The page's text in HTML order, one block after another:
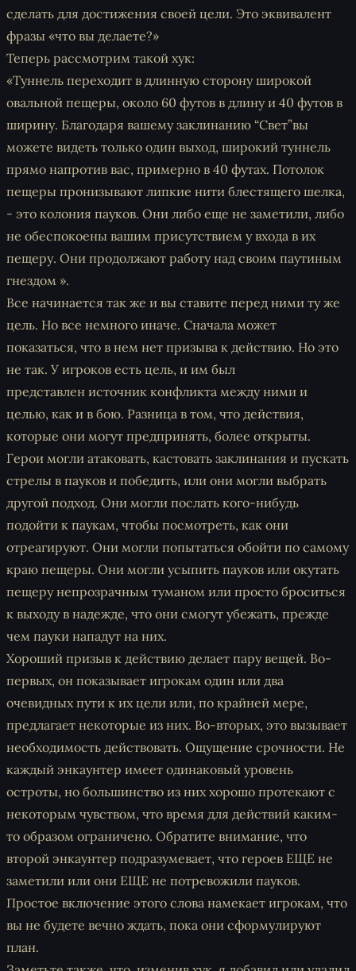
сделать для достижения своей цели. Это эквивалент
фразы «что вы делаете?»
Теперь рассмотрим такой хук:
«Туннель переходит в длинную сторону широкой
овальной пещеры, около 60 футов в длину и 40 футов в
ширину. Благодаря вашему заклинанию “Свет”вы
можете видеть только один выход, широкий туннель
прямо напротив вас, примерно в 40 футах. Потолок
пещеры пронизывают липкие нити блестящего шелка,
- это колония пауков. Они либо еще не заметили, либо
не обеспокоены вашим присутствием у входа в их
пещеру. Они продолжают работу над своим паутиным
гнездом ».
Все начинается так же и вы ставите перед ними ту же
цель. Но все немного иначе. Сначала может
показаться, что в нем нет призыва к действию. Но это
не так. У игроков есть цель, и им был
представлен источник конфликта между ними и
целью, как и в бою. Разница в том, что действия,
которые они могут предпринять, более открыты.
Герои могли атаковать, кастовать заклинания и пускать
стрелы в пауков и победить, или они могли выбрать
другой подход. Они могли послать кого-нибудь
подойти к паукам, чтобы посмотреть, как они
отреагируют. Они могли попытаться обойти по самому
краю пещеры. Они могли усыпить пауков или окутать
пещеру непрозрачным туманом или просто броситься
к выходу в надежде, что они смогут убежать, прежде
чем пауки нападут на них.
Хороший призыв к действию делает пару вещей. Во-
первых, он показывает игрокам один или два
очевидных пути к их цели или, по крайней мере,
предлагает некоторые из них. Во-вторых, это вызывает
необходимость действовать. Ощущение срочности. Не
каждый энкаунтер имеет одинаковый уровень
остроты, но большинство из них хорошо протекают с
некоторым чувством, что время для действий каким-
то образом ограничено. Обратите внимание, что
второй энкаунтер подразумевает, что героев ЕЩЕ не
заметили или они ЕЩЕ не потревожили пауков.
Простое включение этого слова намекает игрокам, что
вы не будете вечно ждать, пока они сформулируют
план.